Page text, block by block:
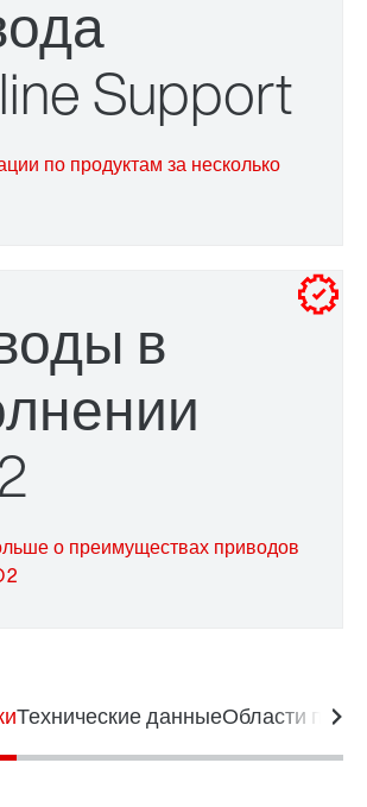
и антикоррозионная защита
Support
по продуктам за несколько
в
о преимуществах приводов
Технические данныеОбласти